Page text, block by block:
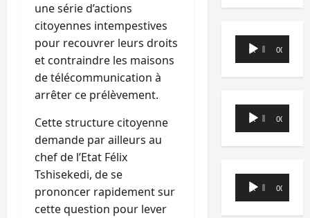
une série d’actions
citoyennes intempestives
pour recouvrer leurs droits
et contraindre les maisons
de télécommunication à
arrêter ce prélèvement.
Cette structure citoyenne
demande par ailleurs au
chef de l’Etat Félix
Tshisekedi, de se
prononcer rapidement sur
cette question pour lever
Lecteur
audio
00:00 00:00
Lecteur
audio
00:00 00:00
Lecteur
audio
00:00 00:00